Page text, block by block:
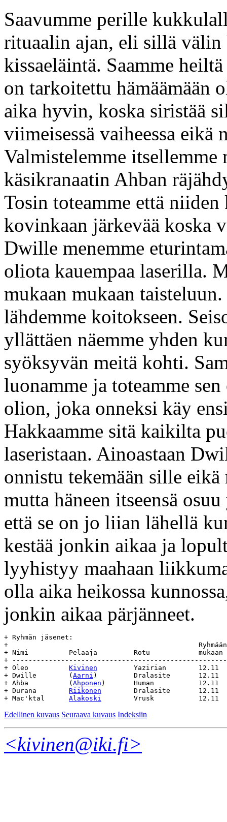
Saavumme perille
rituaalin ajan, eli sillä välin
kissaeläintä. Saamme
on tarkoitettu hämäämään
aika hyvin, koska siristää
viimeisessä vaiheessa
Valmistelemme itsellemme
käsikranaatin Ahban
Tosin toteamme että
kovinkaan järkevää koska
Dwille menemme
oliota kauempaa laserilla.
mukaan mukaan
lähdemme koitokseen.
yllättäen näemme yhden
syöksyvän meitä kohti.
luonamme ja toteamme
olion, joka onneksi käy
Hakkaamme sitä kaikilta
laseristaan. Ainoastaan
onnistu tekemään sille
mutta häneen itseensä
että se on jo liian lähellä
kestää jonkin aikaa ja
lyyhistyy maahaan
olla aika heikossa
jonkin aikaa pärjänneet.
+ Ryhmän jäsenet:
+ 						Ryhmään	Poistunut	Ikä
+ Nimi		Pelaaja		Rotu		mukaan	ryhmästä/syy	päivinä
+
Kivinen
+ Dwille	( Aarni )		Dralasite	12.11	-/-		-
+ Ahba		( Ahponen )	Human		12.11	-/-		-
Riikonen
Alakoski
Edellinen kuvaus Seuraava kuvaus Indeksiin
<kivinen@iki.fi>